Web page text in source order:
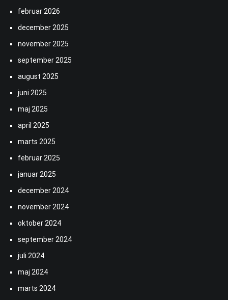
februar 2026
december 2025
november 2025
september 2025
august 2025
juni 2025
maj 2025
april 2025
marts 2025
februar 2025
januar 2025
december 2024
november 2024
oktober 2024
september 2024
juli 2024
maj 2024
marts 2024